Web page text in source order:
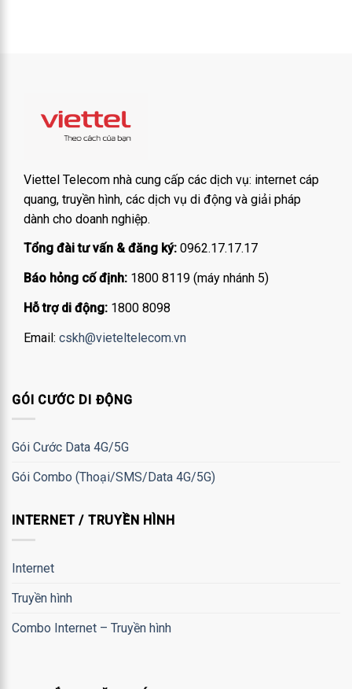
Viettel Telecom nhà cung cấp các dịch vụ: internet cáp
quang, truyền hình, các dịch vụ di động và giải pháp
dành cho doanh nghiệp.
Tổng đài tư vấn & đăng ký: 0962.17.17.17
Báo hỏng cố định: 1800 8119 (máy nhánh 5)
Hỗ trợ di động: 1800 8098
Email: cskh@vieteltelecom.vn
GÓI CƯỚC DI ĐỘNG
Gói Cước Data 4G/5G
Gói Combo (Thoại/SMS/Data 4G/5G)
INTERNET / TRUYỀN HÌNH
Internet
Truyền hình
Combo Internet – Truyền hình